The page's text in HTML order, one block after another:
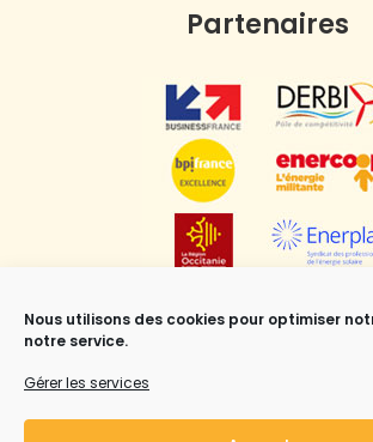
Nous utilisons des cookies pour optimiser
notre service.
Gérer les services
Partenaires